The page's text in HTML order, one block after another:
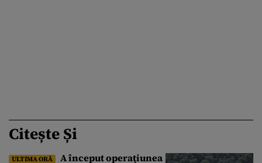
Citește Și
ULTIMA ORĂ
A început operaţiunea